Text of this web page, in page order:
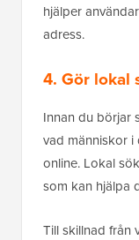
hjälper
adress.
4. Gör lokal
Innan du börjar
vad människor
online. Lokal
som kan hjälpa
Till skillnad från